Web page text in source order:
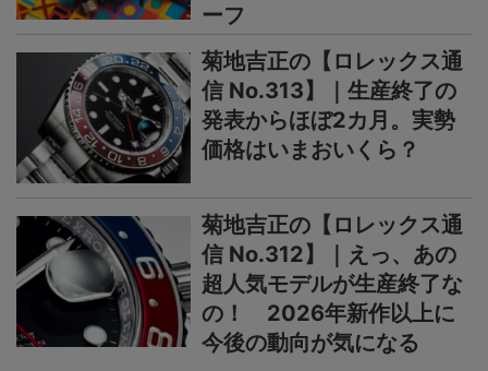
ーフ
菊地吉正の【ロレックス通
信 No.313】｜生産終了の
発表からほぼ2カ月。実勢
価格はいまおいくら？
菊地吉正の【ロレックス通
信 No.312】｜えっ、あの
超人気モデルが生産終了な
の！ 2026年新作以上に
今後の動向が気になる